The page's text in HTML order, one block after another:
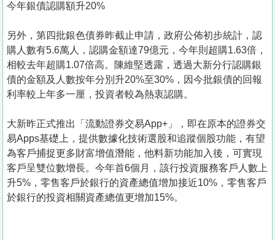
們
今年銀債認購額升20%
另外，第四批銀色債券昨截止申請，政府公佈初步統計，認
購人數有5.6萬人，認購金額達79億元，今年則超購1.63倍，
相較去年超購1.07倍高。陳維堅透露，透過大新分行認購銀
債的金額及人數按年分別升20%至30%，因今批銀債的回報
利率較上年多一厘，投資者較為熱衷認購。
大新昨正式推出「流動證券交易App+」，即在原本的證券交
易Apps基礎上，提供數據化技術選股和追蹤個股功能，有望
為客戶捕捉更多財富增值潛能，他料新功能加入後，可實現
客戶呈雙位數增長。今年首6個月，該行投資服務客戶人數上
升5%，零售客戶於銀行的資產總值增加接近10%，零售客戶
於銀行的投資相關資產總值更增加15%。